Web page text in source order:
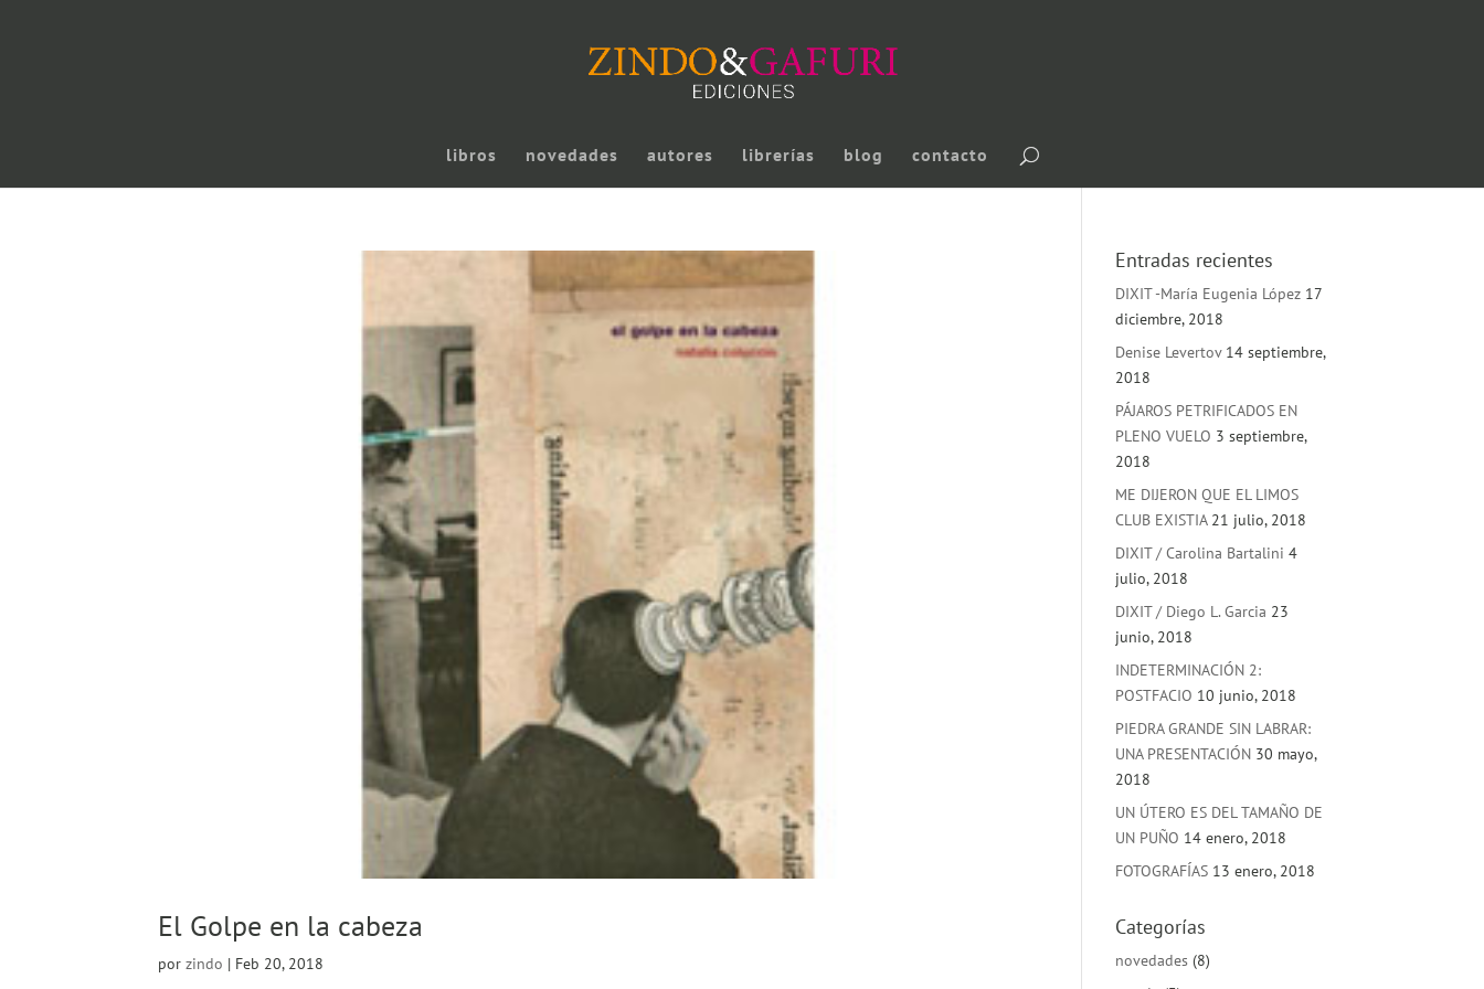
libros novedades autores librerías blog contacto
El Golpe en la cabeza
por zindo | Feb 20, 2018
Entradas recientes
DIXIT -María Eugenia López 17
diciembre, 2018
Denise Levertov 14 septiembre,
2018
PÁJAROS PETRIFICADOS EN
PLENO VUELO 3 septiembre,
2018
ME DIJERON QUE EL LIMOS
CLUB EXISTIA 21 julio, 2018
DIXIT / Carolina Bartalini 4
julio, 2018
DIXIT / Diego L. Garcia 23
junio, 2018
INDETERMINACIÓN 2:
POSTFACIO 10 junio, 2018
PIEDRA GRANDE SIN LABRAR:
UNA PRESENTACIÓN 30 mayo,
2018
UN ÚTERO ES DEL TAMAÑO DE
UN PUÑO 14 enero, 2018
FOTOGRAFÍAS 13 enero, 2018
Categorías
novedades (8)